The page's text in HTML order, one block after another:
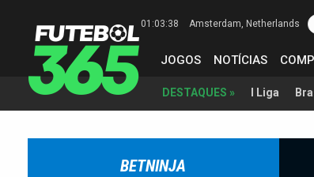
01:03:39 Amsterdam, Netherlands
JOGOS NOTÍCIAS
DESTAQUES » I Liga
BETNINJA